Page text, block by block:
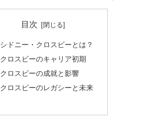
目次
シドニー・クロスビーとは？
クロスビーのキャリア初期
クロスビーの成就と影響
クロスビーのレガシーと未来